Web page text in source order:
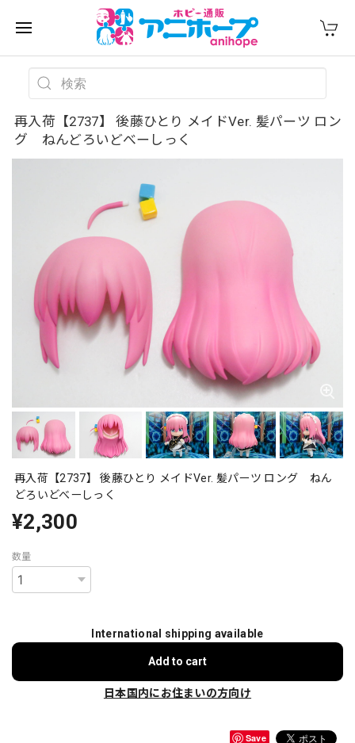
再入荷【2737】 後藤ひとり メイドVer. 髪パーツ ロン
グ ねんどろいどべーしっく
再入荷【2737】 後藤ひとり メイドVer. 髪パーツ ロング ねん
どろいどべーしっく
¥2,300
数量
International shipping available
Add to cart
日本国内にお住まいの方向け
Save